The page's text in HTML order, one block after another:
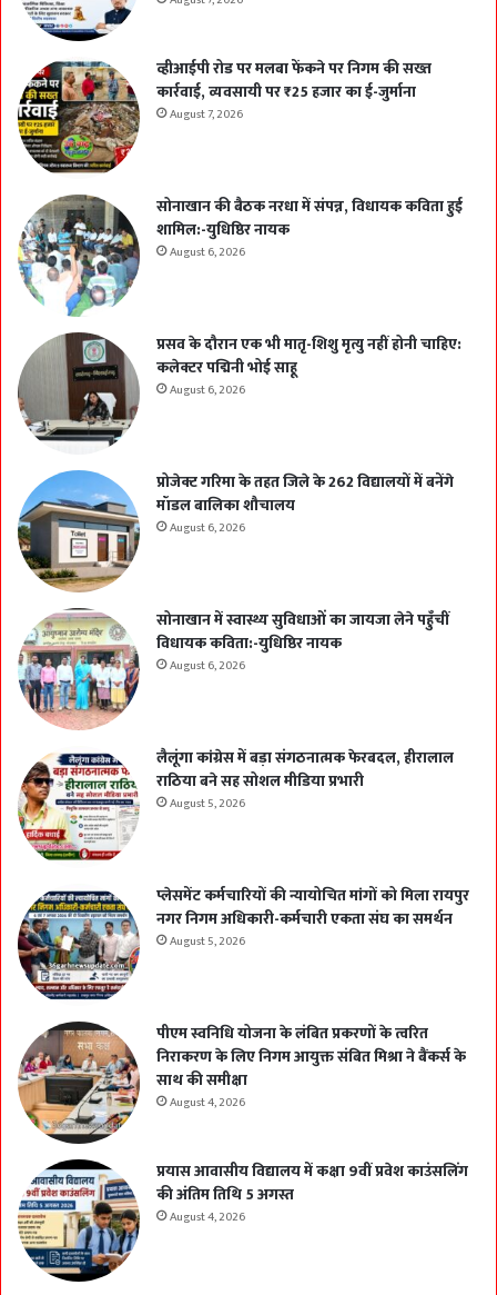
व्हीआईपी रोड पर मलबा फेंकने पर निगम की सख्त
कार्रवाई, व्यवसायी पर ₹25 हजार का ई-जुर्माना
August 7, 2026
सोनाखान की बैठक नरधा में संपन्न, विधायक कविता हुई
शामिल:-युधिष्ठिर नायक
August 6, 2026
प्रसव के दौरान एक भी मातृ-शिशु मृत्यु नहीं होनी चाहिए:
कलेक्टर पद्मिनी भोई साहू
August 6, 2026
प्रोजेक्ट गरिमा के तहत जिले के 262 विद्यालयों में बनेंगे
मॉडल बालिका शौचालय
August 6, 2026
सोनाखान में स्वास्थ्य सुविधाओं का जायजा लेने पहुँचीं
विधायक कविता:-युधिष्ठिर नायक
August 6, 2026
लैलूंगा कांग्रेस में बड़ा संगठनात्मक फेरबदल, हीरालाल
राठिया बने सह सोशल मीडिया प्रभारी
August 5, 2026
प्लेसमेंट कर्मचारियों की न्यायोचित मांगों को मिला रायपुर
नगर निगम अधिकारी-कर्मचारी एकता संघ का समर्थन
August 5, 2026
पीएम स्वनिधि योजना के लंबित प्रकरणों के त्वरित
निराकरण के लिए निगम आयुक्त संबित मिश्रा ने बैंकर्स के
साथ की समीक्षा
August 4, 2026
प्रयास आवासीय विद्यालय में कक्षा 9वीं प्रवेश काउंसलिंग
की अंतिम तिथि 5 अगस्त
August 4, 2026